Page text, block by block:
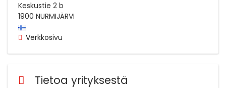
Keskustie 2 b
1900 NURMIJÄRVI
Verkkosivu
Tietoa yrityksestä